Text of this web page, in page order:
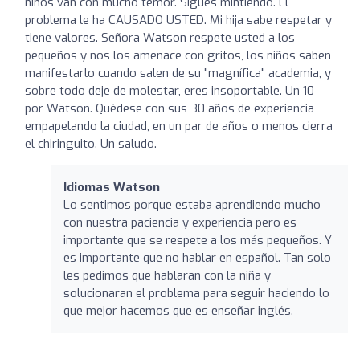
problema le ha CAUSADO USTED. Mi hija sabe respetar y
tiene valores. Señora Watson respete usted a los
pequeños y nos los amenace con gritos, los niños saben
manifestarlo cuando salen de su "magnífica" academia, y
sobre todo deje de molestar, eres insoportable. Un 10
por Watson. Quédese con sus 30 años de experiencia
empapelando la ciudad, en un par de años o menos cierra
el chiringuito. Un saludo.
Idiomas Watson
Lo sentimos porque estaba aprendiendo mucho
con nuestra paciencia y experiencia pero es
importante que se respete a los más pequeños. Y
es importante que no hablar en español. Tan solo
les pedimos que hablaran con la niña y
solucionaran el problema para seguir haciendo lo
que mejor hacemos que es enseñar inglés.